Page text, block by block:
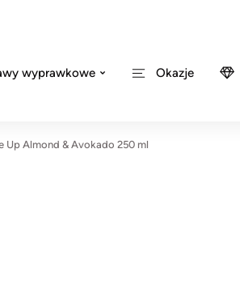
wyprawkowe Okazje
Up Almond & Avokado 250 ml